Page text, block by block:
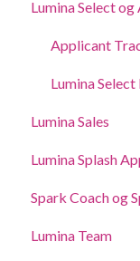
Lumina Select
Applicant
Lumina
Lumina Sales
Lumina Splash
For deltagere
For
Spark Coach og
Guides and
Lumina Team